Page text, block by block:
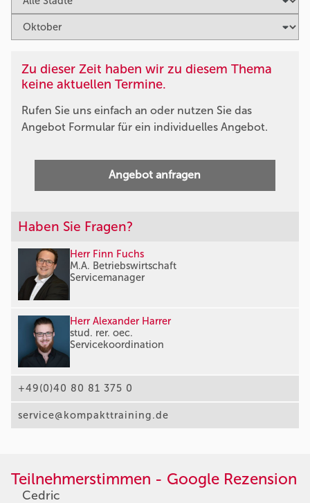
Zu dieser Zeit haben wir zu diesem Thema
keine aktuellen Termine.
Rufen Sie uns einfach an oder nutzen Sie das
Angebot Formular für ein individuelles Angebot.
Angebot anfragen
Haben Sie Fragen?
Herr Finn Fuchs
M.A. Betriebswirtschaft
Servicemanager
Herr Alexander Harrer
stud. rer. oec.
Servicekoordination
+49(0)40 80 81 375 0
service@kompakttraining.de
Teilnehmerstimmen - Google Rezension
Cedric